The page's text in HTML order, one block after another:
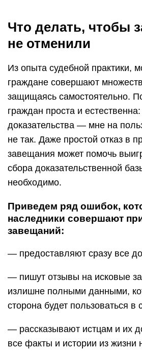
Что делать, чтобы
не отменили
Из опыта судебной практики,
граждане совершают
защищаясь самостоятельно.
граждан проста и
доказательства — мне на
не так. Даже простой отказ в
завещания может помочь
сбора доказательственной
необходимо.
Приведем ряд ошибок,
наследники совершают
завещаний:
— предоставляют сразу все
— пишут отзывы на исковые
излишне полными данными,
сторона будет пользоваться в
— рассказывают истцам и их
все факты и истории из жизни